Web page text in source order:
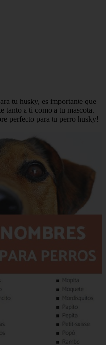
tu husky, es importante que
tanto a ti como a tu mascota.
perfecto para tu perro husky!